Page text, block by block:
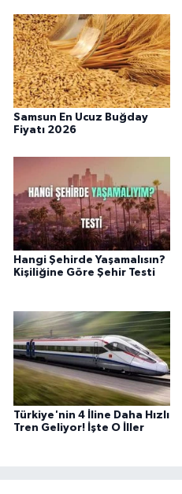
Samsun En Ucuz Buğday
Fiyatı 2026
Hangi Şehirde Yaşamalısın?
Kişiliğine Göre Şehir Testi
Türkiye'nin 4 İline Daha Hızlı
Tren Geliyor! İşte O İller